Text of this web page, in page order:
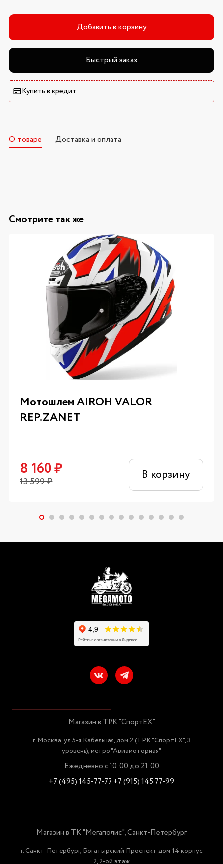
Добавить в корзину
Быстрый заказ
Купить в кредит
О товаре Доставка и оплата
Смотрите так же
Мотошлем AIROH VALOR
REP.ZANET
8 160₽
13 599₽ В корзину
Магазин в ТРК "СпортЕХ"
г. Москва, ул.5-я Кабельная, дом 2 (ТРК "СпортЕХ", 3
уровень), метро "Авиамоторная"
Ежедневно с 10:00 до 21:00
+7 (495) 145-77-77 +7 (915) 145 77-99
Магазин в ТК "Мегаполис", Санкт-Петербург
г. Санкт-Петербург, Богатырский Проспект дом 14 корпус
2, 2-ой этаж